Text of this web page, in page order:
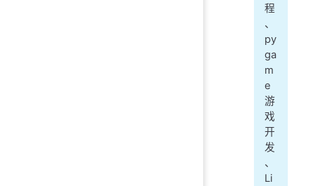
程
、
py
ga
m
e
游
戏
开
发
、
Li